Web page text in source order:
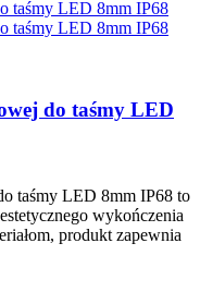
do taśmy LED
taśmy LED 8mm IP68 to
wykończenia
produkt zapewnia